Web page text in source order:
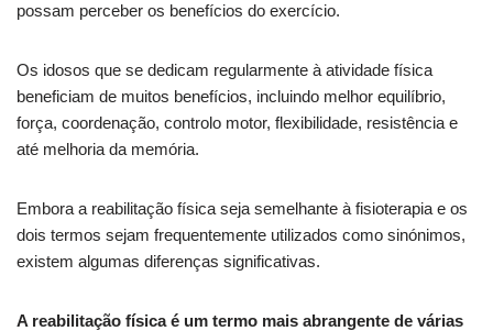
possam perceber os benefícios do exercício.
Os idosos que se dedicam regularmente à atividade física
beneficiam de muitos benefícios, incluindo melhor equilíbrio,
força, coordenação, controlo motor, flexibilidade, resistência e
até melhoria da memória.
Embora a reabilitação física seja semelhante à fisioterapia e os
dois termos sejam frequentemente utilizados como sinónimos,
existem algumas diferenças significativas.
A reabilitação física é um termo mais abrangente de várias